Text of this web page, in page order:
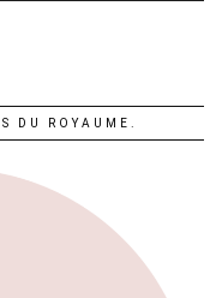
DU ROYAUME.